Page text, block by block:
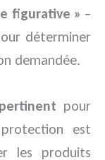
figurative » –
déterminer
demandée.
pour
est
les produits